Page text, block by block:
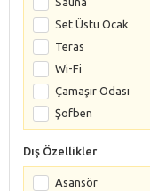
Set Üstü Ocak
Teras
Wi-Fi
Çamaşır Odası
Şofben
Dış Özellikler
Asansör